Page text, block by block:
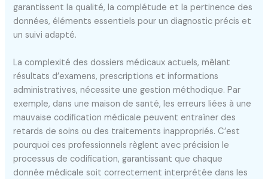
garantissent la qualité, la complétude et la pertinence des
données, éléments essentiels pour un diagnostic précis et
un suivi adapté.
La complexité des dossiers médicaux actuels, mêlant
résultats d’examens, prescriptions et informations
administratives, nécessite une gestion méthodique. Par
exemple, dans une maison de santé, les erreurs liées à une
mauvaise codification médicale peuvent entraîner des
retards de soins ou des traitements inappropriés. C’est
pourquoi ces professionnels règlent avec précision le
processus de codification, garantissant que chaque
donnée médicale soit correctement interprétée dans les